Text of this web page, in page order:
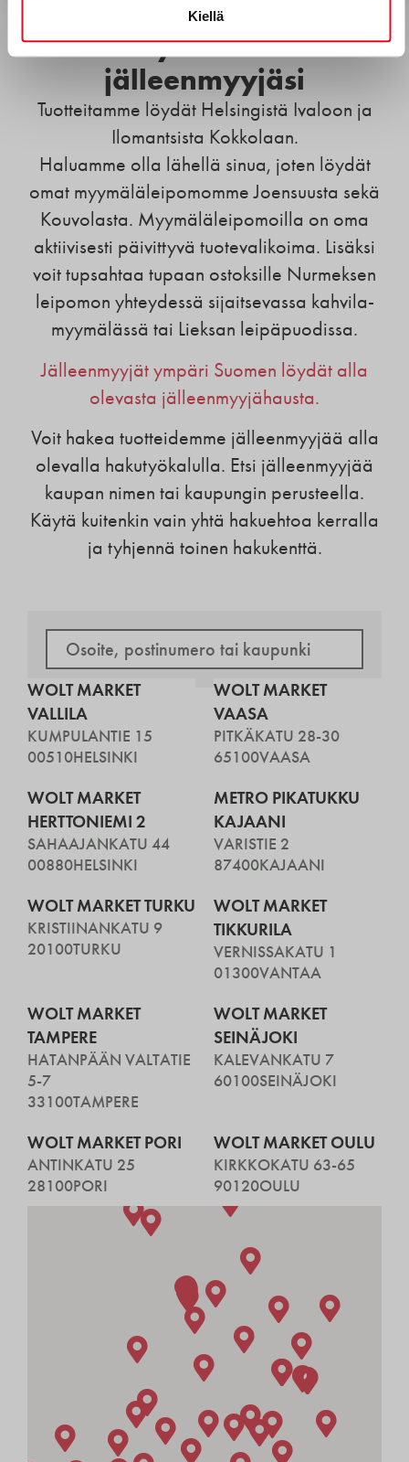
Kiellä
Löydä lähin
jälleenmyyjäsi
Tuotteitamme löydät Helsingistä Ivaloon ja
Ilomantsista Kokkolaan.
Haluamme olla lähellä sinua, joten löydät
omat myymäläleipomomme Joensuusta sekä
Kouvolasta. Myymäläleipomoilla on oma
aktiivisesti päivittyvä tuotevalikoima. Lisäksi
voit tupsahtaa tupaan ostoksille Nurmeksen
leipomon yhteydessä sijaitsevassa kahvila-
myymälässä tai Lieksan leipäpuodissa.
Jälleenmyyjät ympäri Suomen löydät alla
olevasta jälleenmyyjähausta.
Voit hakea tuotteidemme jälleenmyyjää alla
olevalla hakutyökalulla. Etsi jälleenmyyjää
kaupan nimen tai kaupungin perusteella.
Käytä kuitenkin vain yhtä hakuehtoa kerralla
ja tyhjennä toinen hakukenttä.
WOLT MARKET
VALLILA
KUMPULANTIE 15
00510HELSINKI
WOLT MARKET
VAASA
PITKÄKATU 28-30
65100VAASA
WOLT MARKET
HERTTONIEMI 2
SAHAAJANKATU 44
00880HELSINKI
METRO PIKATUKKU
KAJAANI
VARISTIE 2
87400KAJAANI
WOLT MARKET TURKU
KRISTIINANKATU 9
20100TURKU
WOLT MARKET
TIKKURILA
VERNISSAKATU 1
01300VANTAA
WOLT MARKET
TAMPERE
HATANPÄÄN VALTATIE
5-7
33100TAMPERE
WOLT MARKET
SEINÄJOKI
KALEVANKATU 7
60100SEINÄJOKI
WOLT MARKET PORI
ANTINKATU 25
28100PORI
WOLT MARKET OULU
KIRKKOKATU 63-65
90120OULU